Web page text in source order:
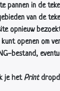
pannen in de
van de
opnieuw
openen om
bestand,
je hetPrint